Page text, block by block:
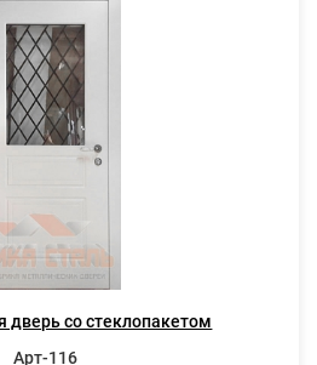
дверь со стеклопакетом
Арт-116